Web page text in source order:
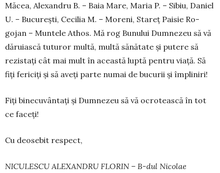
Măcea, Alexandru B. – Baia Mare, Maria P. – Sibiu, Daniel
U. – Bucu­rești, Cecilia M. – Moreni, Stareț Paisie Ro­
gojan – Muntele Athos. Mă rog Bunului Dum­nezeu să vă
dăruiască tuturor multă, multă sănătate și putere să
rezistați cât mai mult în această luptă pentru viață. Să
fiți fericiți și să aveți parte numai de bucurii și împliniri!
Fiți binecuvântați și Dumnezeu să vă ocro­tească în tot
ce faceți!
Cu deosebit respect,
NICULESCU ALEXANDRU FLORIN – B-dul Nicolae